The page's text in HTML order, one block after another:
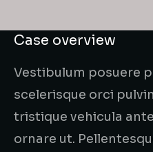
Case overview
Vestibulum posuere
scelerisque orci
tristique vehicula
ornare ut.